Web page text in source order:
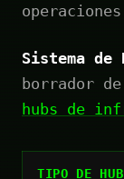
Sistema de
borrador
hubs de
TIPO DE HUB